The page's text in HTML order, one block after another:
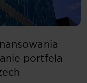
portfela